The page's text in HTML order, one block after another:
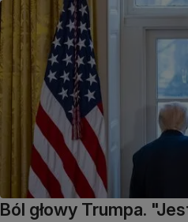
Ból głowy Trumpa.